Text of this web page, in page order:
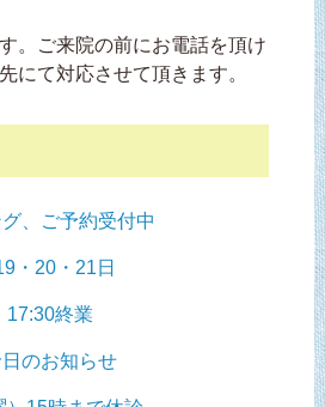
。ご来院の前にお電話を頂け
にて対応させて頂きます。
、ご予約受付中
・20・21日
17:30終業
のお知らせ